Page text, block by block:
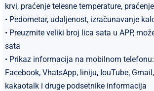
krvi, praćenje telesne temperature,
​• Pedometar, udaljenost, izračunavanje
• Preuzmite veliki broj lica sata u APP,
sata
• Prikaz informacija na mobilnom
Facebook, VhatsApp, liniju, IouTube,
kakaotalk i druge podsetnike informacija